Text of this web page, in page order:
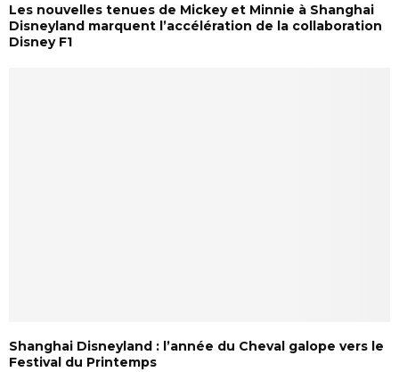
Les nouvelles tenues de Mickey et Minnie à Shanghai
Disneyland marquent l’accélération de la collaboration
Disney F1
Shanghai Disneyland : l’année du Cheval galope vers le
Festival du Printemps